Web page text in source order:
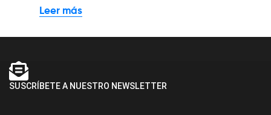
Leer más
SUSCRÍBETE A NUESTRO NEWSLETTER